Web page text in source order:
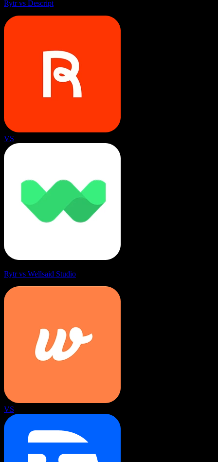
Rytr vs Descript
VS
Rytr vs Wellsaid Studio
VS